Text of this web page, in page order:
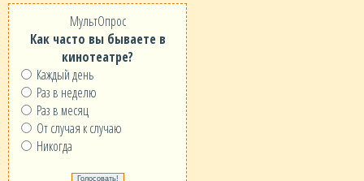
МультОпрос
Как часто вы бываете в
кинотеатре?
Каждый день
Раз в неделю
Раз в месяц
От случая к случаю
Никогда